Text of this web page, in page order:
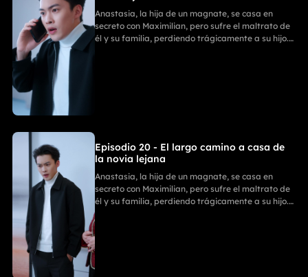
Anastasia, la hija de un magnate, se casa en
secreto con Maximilian, pero sufre el maltrato de
él y su familia, perdiendo trágicamente a su hijo.
Episodio 20 - El largo camino a casa de
la novia lejana
Anastasia, la hija de un magnate, se casa en
secreto con Maximilian, pero sufre el maltrato de
él y su familia, perdiendo trágicamente a su hijo.
Con ayuda de sus tres poderosos hermanos,
Anastasia se divorcia y revela su verdadera
identidad. La Familia Zhou paga por sus
fechorías, mientras ella comienza un nuevo y